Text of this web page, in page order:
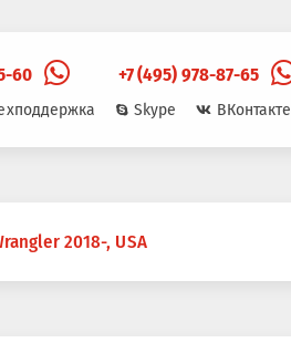
60 +7 (495) 978-87-65
Skype ВКонтакте
2018-, USA